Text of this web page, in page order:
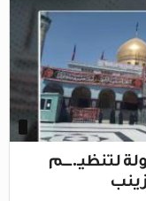
لتنظيـ.ـــم